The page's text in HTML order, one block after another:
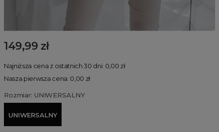
149,99 zł
Najniższa cena z ostatnich 30 dni: 0,00 zł
Nasza pierwsza cena: 0,00 zł
Rozmiar: UNIWERSALNY
UNIWERSALNY